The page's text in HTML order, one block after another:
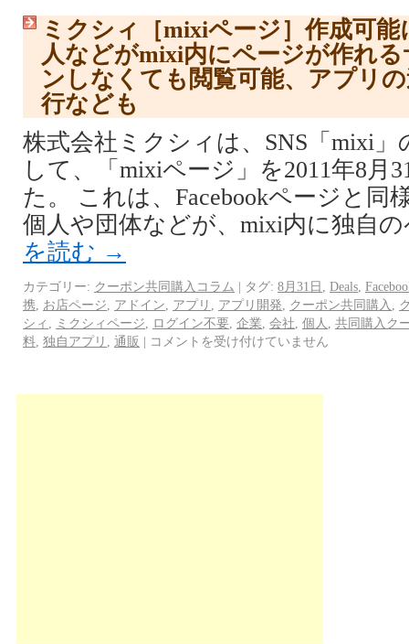
ミクシィ［mixiページ］作成可
人などがmixi内にページが作れ
ンしなくても閲覧可能、アプリ
行なども
株式会社ミクシィは、SNS「mixi
して、「mixiページ」を2011年8月
た。 これは、Facebookページと同
個人や団体などが、mixi内に独自
を読む →
カテゴリー: クーポン共同購入コラム | タグ: 8月31日 Deals
携 お店ページ アドイン アプリ アプリ開発 クーポン共同購入
シィ
ミクシィページ ログイン不要 企業 会社 個人
共同購入ク
料 独自アプリ 通販 | コメントを受け付けていません